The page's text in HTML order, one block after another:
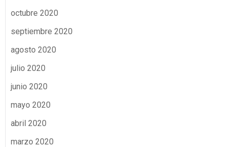
octubre 2020
septiembre 2020
agosto 2020
julio 2020
junio 2020
mayo 2020
abril 2020
marzo 2020